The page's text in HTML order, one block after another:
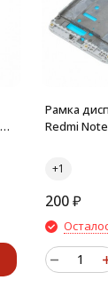
Рамка
Redmi
200₽